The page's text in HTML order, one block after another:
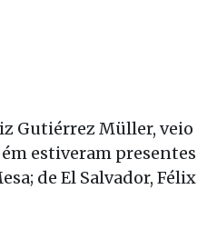
Gutiérrez Müller,
estiveram
de El Salvador,